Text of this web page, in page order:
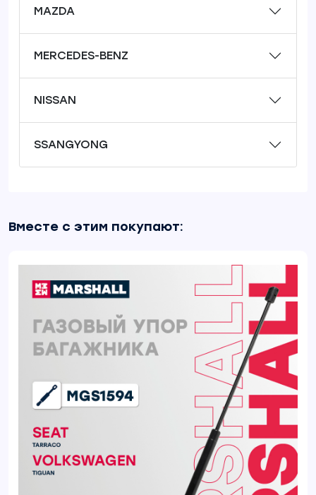
MAZDA
MERCEDES-BENZ
NISSAN
SSANGYONG
Вместе с этим покупают: